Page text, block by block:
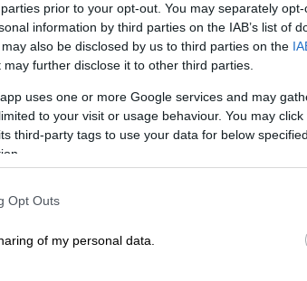
prior to your opt-out. You may separately
information by third parties on the IAB’s list of
also be disclosed by us to third parties on the
may further disclose it to other third parties.
uses one or more Google services and may
to your visit or usage behaviour. You may
third-party tags to use your data for below
Opt Outs
of my personal data.
minuutissa